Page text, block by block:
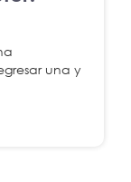
una y